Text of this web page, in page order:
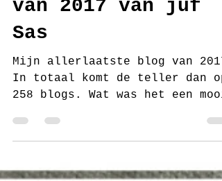
juf Sas
2 minuten om te lezen
van 2017 van juf
Sas